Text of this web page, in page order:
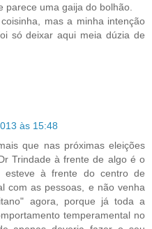
parece uma gaija do bolhão.
mas a minha intenção
só deixar aqui meia dúzia de
às 15:48
que nas próximas eleições
Trindade à frente de algo é o
à frente do centro de
com as pessoas, e não venha
agora, porque já toda a
temperamental no